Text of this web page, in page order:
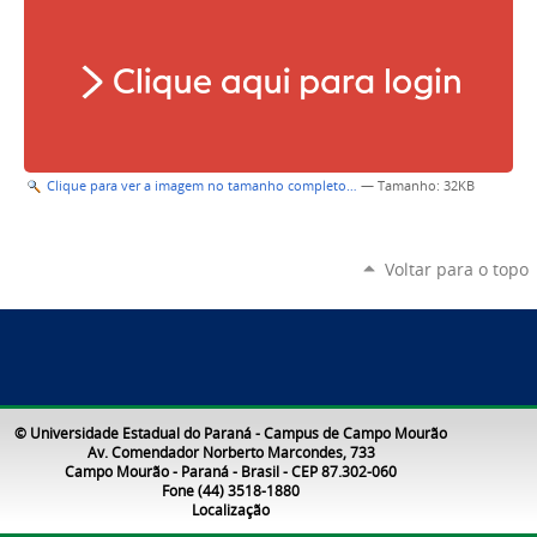
Clique para ver a imagem no tamanho completo… — Tamanho: 32KB
Voltar para o topo
© Universidade Estadual do Paraná - Campus de Campo Mourão
Av. Comendador Norberto Marcondes, 733
Campo Mourão - Paraná - Brasil - CEP 87.302-060
Fone (44) 3518-1880
Localização